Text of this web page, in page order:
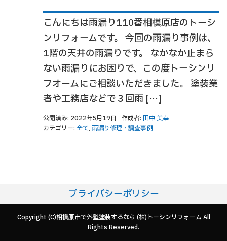
こんにちは雨漏り110番相模原店のトーシ
ンリフォームです。 今回の雨漏り事例は、
1階の天井の雨漏りです。 なかなか止まら
ない雨漏りにお困りで、この度トーシンリ
フオームにご相談いただきました。 塗装業
者や工務店などで３回雨 […]
公開済み: 2022年5月19日 作成者: 田中 美幸
カテゴリー: 全て, 雨漏り修理・調査事例
プライバシーポリシー
Copyright (C)相模原市で外壁塗装するなら (株)トーシンリフォーム All
Rights Reserved.